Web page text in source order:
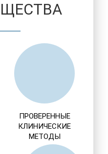
ПРОВЕРЕННЫЕ
КЛИНИЧЕСКИЕ
МЕТОДЫ